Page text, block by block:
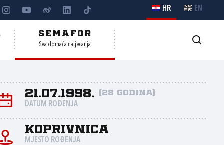
HR EN
SEMAFOR
Sva domaća natjecanja
21.07.1998. (28 godina)
DATUM ROĐENJA
Koprivnica
MJESTO ROĐENJA